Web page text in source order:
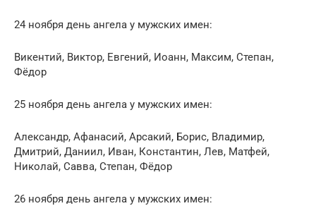
24 ноября день ангела у мужских имен:
Викентий, Виктор, Евгений, Иоанн, Максим, Степан,
Фёдор
25 ноября день ангела у мужских имен:
Александр, Афанасий, Арсакий, Борис, Владимир,
Дмитрий, Даниил, Иван, Константин, Лев, Матфей,
Николай, Савва, Степан, Фёдор
26 ноября день ангела у мужских имен: